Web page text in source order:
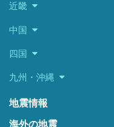
近畿
中国
四国
九州・沖縄
地震情報
海外の地震